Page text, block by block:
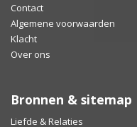
Contact
Algemene voorwaarden
Klacht
Over ons
Bronnen & sitemap
Liefde & Relaties